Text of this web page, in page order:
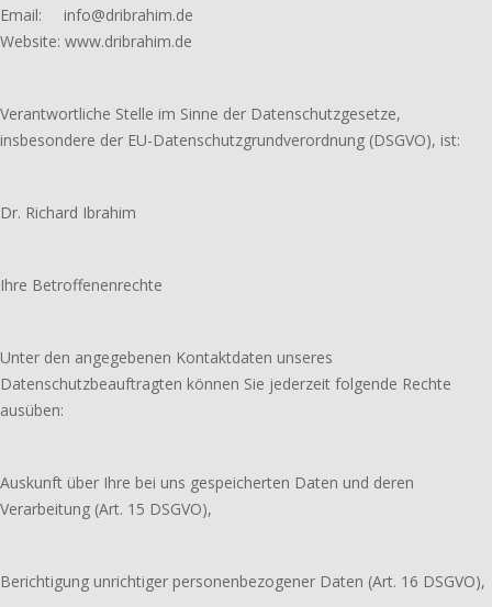
Email: info@dribrahim.de
Website: www.dribrahim.de
Verantwortliche Stelle im Sinne der Datenschutzgesetze,
insbesondere der EU-Datenschutzgrundverordnung (DSGVO), ist:
Dr. Richard Ibrahim
Ihre Betroffenenrechte
Unter den angegebenen Kontaktdaten unseres
Datenschutzbeauftragten können Sie jederzeit folgende Rechte
ausüben:
Auskunft über Ihre bei uns gespeicherten Daten und deren
Verarbeitung (Art. 15 DSGVO),
Berichtigung unrichtiger personenbezogener Daten (Art. 16 DSGVO),